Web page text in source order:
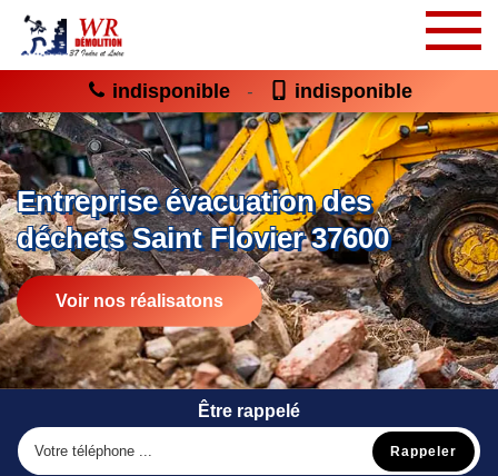
indisponible - indisponible
Entreprise évacuation des
déchets Saint Flovier 37600
Voir nos réalisatons
Être rappelé